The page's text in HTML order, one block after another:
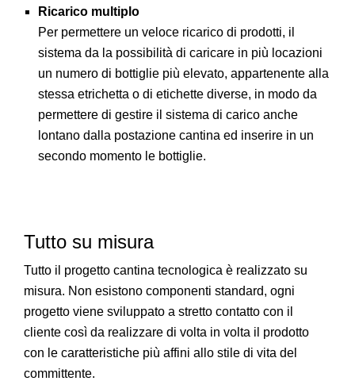
Ricarico multiplo
Per permettere un veloce ricarico di prodotti, il
sistema da la possibilità di caricare in più locazioni
un numero di bottiglie più elevato, appartenente alla
stessa etrichetta o di etichette diverse, in modo da
permettere di gestire il sistema di carico anche
lontano dalla postazione cantina ed inserire in un
secondo momento le bottiglie.
Tutto su misura
Tutto il progetto cantina tecnologica è realizzato su
misura. Non esistono componenti standard, ogni
progetto viene sviluppato a stretto contatto con il
cliente così da realizzare di volta in volta il prodotto
con le caratteristiche più affini allo stile di vita del
committente.